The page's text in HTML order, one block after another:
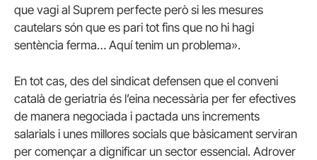
que vagi al Suprem perfecte però si les mesures
cautelars són que es pari tot fins que no hi hagi
sentència ferma… Aquí tenim un problema».
En tot cas, des del sindicat defensen que el conveni
català de geriatria és l’eina necessària per fer efectives
de manera negociada i pactada uns increments
salarials i unes millores socials que bàsicament serviran
per començar a dignificar un sector essencial. Adrover